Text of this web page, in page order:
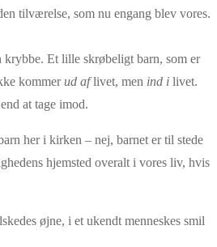
tilværelse, som nu engang blev vores.
Et lille skrøbeligt barn, som er
kommerud aflivet, men ind i livet.
at tage imod.
her i kirken – nej, barnet er til stede
hjemsted overalt i vores liv, hvis
øjne, i et ukendt menneskes smil